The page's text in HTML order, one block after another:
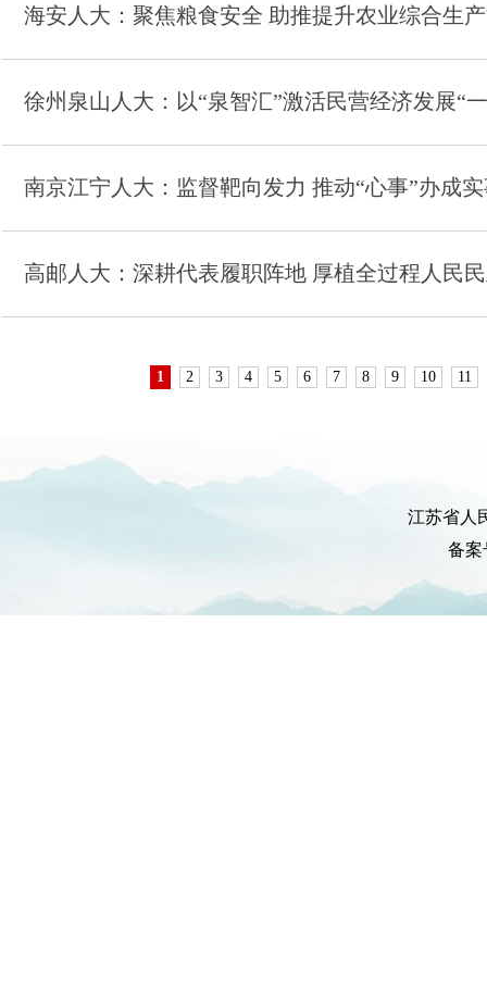
海安人大：聚焦粮食安全 助推提升农业综合生
徐州泉山人大：以“泉智汇”激活民营经济发展“
南京江宁人大：监督靶向发力 推动“心事”办成
高邮人大：深耕代表履职阵地 厚植全过程人民
1 2 3 4 5 6 7 8 9 10 11
江苏省人
备案